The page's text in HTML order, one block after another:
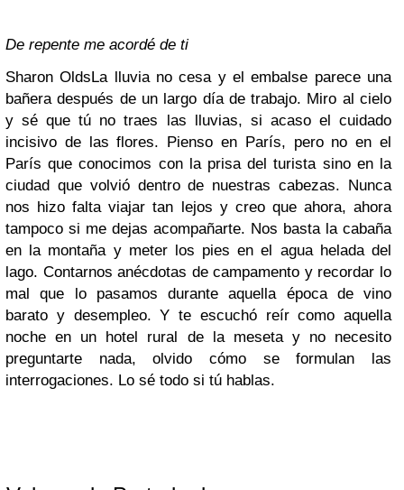
De repente me acordé de ti
Sharon OldsLa lluvia no cesa y el embalse parece una
bañera después de un largo día de trabajo. Miro al cielo
y sé que tú no traes las lluvias, si acaso el cuidado
incisivo de las flores. Pienso en París, pero no en el
París que conocimos con la prisa del turista sino en la
ciudad que volvió dentro de nuestras cabezas. Nunca
nos hizo falta viajar tan lejos y creo que ahora, ahora
tampoco si me dejas acompañarte. Nos basta la cabaña
en la montaña y meter los pies en el agua helada del
lago. Contarnos anécdotas de campamento y recordar lo
mal que lo pasamos durante aquella época de vino
barato y desempleo. Y te escuchó reír como aquella
noche en un hotel rural de la meseta y no necesito
preguntarte nada, olvido cómo se formulan las
interrogaciones. Lo sé todo si tú hablas.